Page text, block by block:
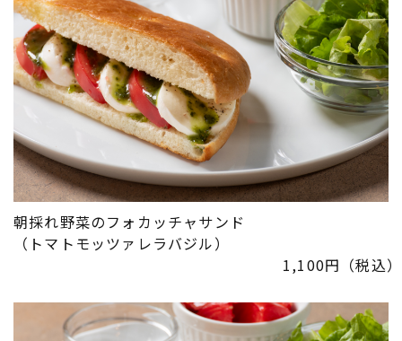
朝採れ野菜のフォカッチャサンド
​​​​​​​（トマトモッツァレラバジル）
1,100円（税込）